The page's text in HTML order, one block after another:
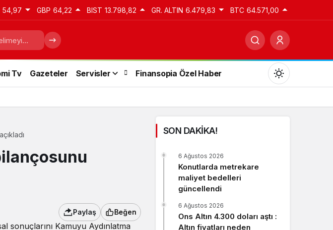
54,97 GBP 64,22 BIST 13.798,82 GR. ALTIN 6.479,83 BTC 64.571,00
Tv Gazeteler Servisler Finansopia Özel Haber
Gündüz modunu seçin.
Gece Modu
Paylaş Beğen
sonuçlarını Kamuyu Aydınlatma
SON DAKİKA!
Konutlarda metrekare
maliyet bedelleri
güncellendi
6 Ağustos 2026
Ons Altın 4.300 doları aştı :
Altın fiyatları neden
6 Ağustos 2026